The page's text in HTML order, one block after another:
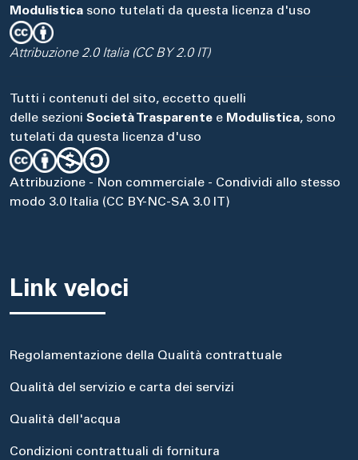
Modulistica sono tutelati da questa licenza d'uso
Attribuzione 2.0 Italia (CC BY 2.0 IT)
Tutti i contenuti del sito, eccetto quelli
delle sezioni Società Trasparente e Modulistica, sono
tutelati da questa licenza d'uso
Attribuzione - Non commerciale - Condividi allo stesso
modo 3.0 Italia (CC BY-NC-SA 3.0 IT)
Link veloci
Regolamentazione della Qualità contrattuale
Qualità del servizio e carta dei servizi
Qualità dell'acqua
Condizioni contrattuali di fornitura